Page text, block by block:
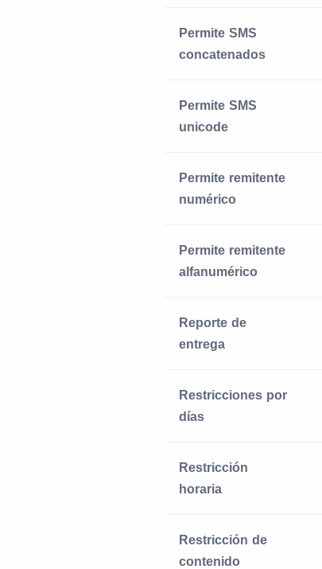
Permite SMS
concatenados
Permite SMS
unicode
Permite remitente
numérico
Permite remitente
alfanumérico
Reporte de
entrega
Restricciones por
días
Restricción
horaria
Restricción de
contenido